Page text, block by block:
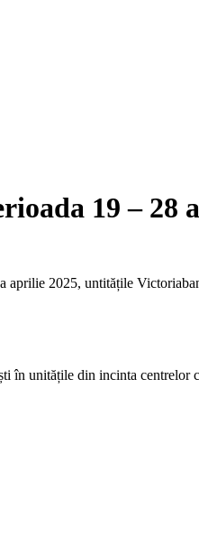
19 – 28
aprilie 2025, untitățile
în unitățile din incinta